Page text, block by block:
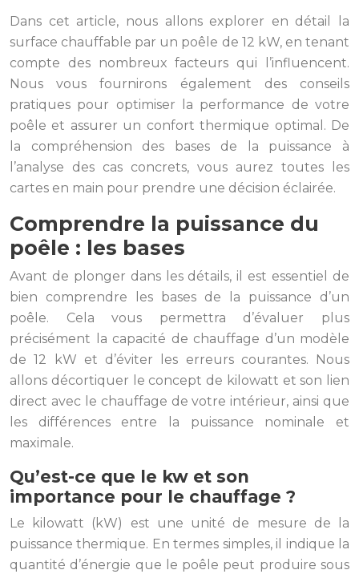
Dans cet article, nous allons explorer en détail la
surface chauffable par un poêle de 12 kW, en tenant
compte des nombreux facteurs qui l’influencent.
Nous vous fournirons également des conseils
pratiques pour optimiser la performance de votre
poêle et assurer un confort thermique optimal. De
la compréhension des bases de la puissance à
l’analyse des cas concrets, vous aurez toutes les
cartes en main pour prendre une décision éclairée.
Comprendre la puissance du
poêle : les bases
Avant de plonger dans les détails, il est essentiel de
bien comprendre les bases de la puissance d’un
poêle. Cela vous permettra d’évaluer plus
précisément la capacité de chauffage d’un modèle
de 12 kW et d’éviter les erreurs courantes. Nous
allons décortiquer le concept de kilowatt et son lien
direct avec le chauffage de votre intérieur, ainsi que
les différences entre la puissance nominale et
maximale.
Qu’est-ce que le kw et son
importance pour le chauffage ?
Le kilowatt (kW) est une unité de mesure de la
puissance thermique. En termes simples, il indique la
quantité d’énergie que le poêle peut produire sous